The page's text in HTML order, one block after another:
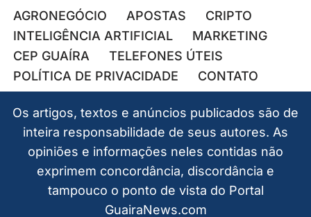
AGRONEGÓCIO APOSTAS
CRIPTO
INTELIGÊNCIA ARTIFICIAL
MARKETING
CEP GUAÍRA
TELEFONES ÚTEIS
POLÍTICA DE PRIVACIDADE
CONTATO
Os artigos, textos e anúncios publicados são de
inteira responsabilidade de seus autores. As
opiniões e informações neles contidas não
exprimem concordância, discordância e
tampouco o ponto de vista do Portal
GuairaNews.com